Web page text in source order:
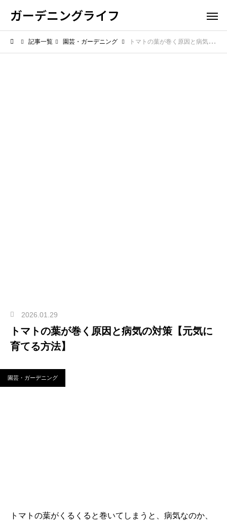
ガーデニングライフ
記事一覧 園芸・ガーデニング トマトの葉が巻く原因と病気の対策【元気に育てる方法】
2026.01.29
トマトの葉が巻く原因と病気の対策【元気に
育てる方法】
園芸・ガーデニング
トマトの葉がくるくると巻いてしまうと、病気なのか、